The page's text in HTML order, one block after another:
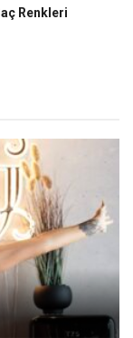
Renkleri